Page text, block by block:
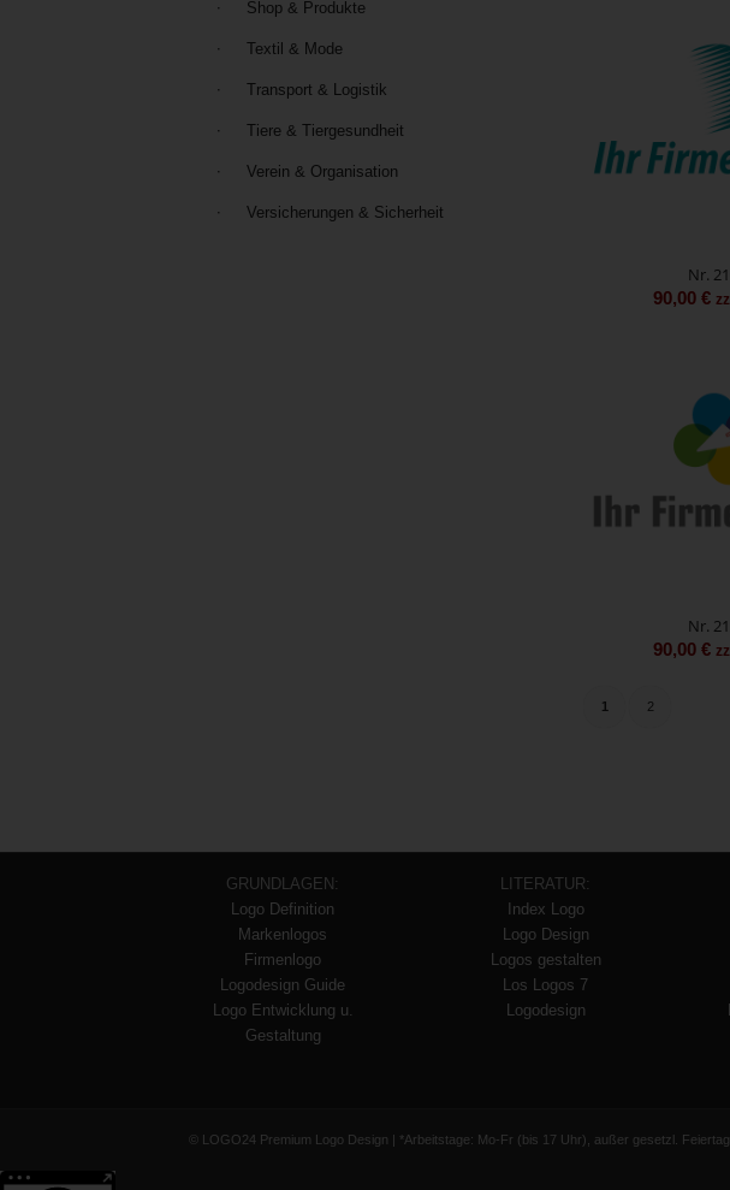
Nr.
90,00 €
Nr.
90,00 €
1 2
Shop & Produkte
Textil & Mode
Transport & Logistik
Tiere & Tiergesundheit
Verein & Organisation
Versicherungen & Sicherheit
GRUNDLAGEN:
Logo Definition
Markenlogos
Firmenlogo
Logodesign Guide
Logo Entwicklung u.
Gestaltung
LITERATUR:
Index Logo
Logo Design
Logos gestalten
Los Logos 7
Logodesign
© LOGO24 Premium Logo Design | *Arbeitstage: Mo-Fr (bis 17 Uhr), außer gesetzl.
Weitere Informationen über den gesperrten Inhalt.